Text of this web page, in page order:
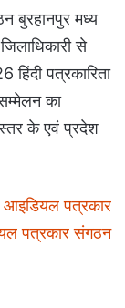
बुरहानपुर मध्य
से
पत्रकारिता
का
के एवं प्रदेश
आइडियल पत्रकार
पत्रकार संगठन